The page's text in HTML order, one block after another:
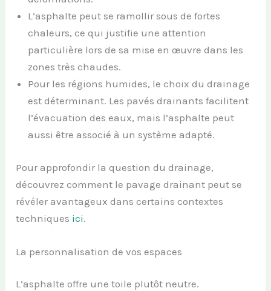
L’asphalte peut se ramollir sous de fortes
chaleurs, ce qui justifie une attention
particulière lors de sa mise en œuvre dans les
zones très chaudes.
Pour les régions humides, le choix du drainage
est déterminant. Les pavés drainants facilitent
l’évacuation des eaux, mais l’asphalte peut
aussi être associé à un système adapté.
Pour approfondir la question du drainage,
découvrez comment le pavage drainant peut se
révéler avantageux dans certains contextes
techniques ici.
La personnalisation de vos espaces
L’asphalte offre une toile plutôt neutre.